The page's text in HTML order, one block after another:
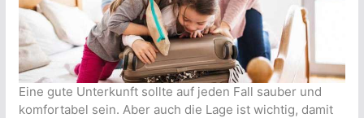
Eine gute Unterkunft sollte auf jeden Fall sauber und
komfortabel sein. Aber auch die Lage ist wichtig, damit